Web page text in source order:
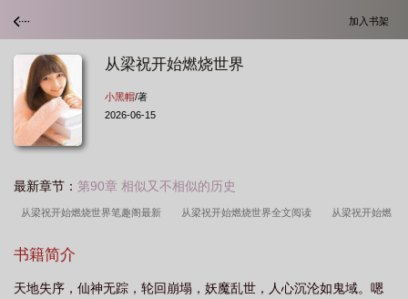
加入书架
从梁祝开始燃烧世界
小黑帽/著
2026-06-15
最新章节： 第90章 相似又不相似的历史
从梁祝开始燃烧世界笔趣阁最新 从梁祝开始燃烧世界全文阅读 从梁祝开始燃
开始燃烧世界破解版
文学 从梁祝开始燃烧世界TXT 从梁祝开始燃烧世界全本免费阅读 从梁祝开
书籍简介
天地失序，仙神无踪，轮回崩塌，妖魔乱世，人心沉沦如鬼域。嗯